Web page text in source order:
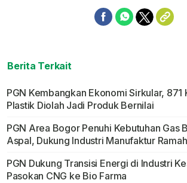
Berita Terkait
PGN Kembangkan Ekonomi Sirkular, 871
Plastik Diolah Jadi Produk Bernilai
PGN Area Bogor Penuhi Kebutuhan Gas
Aspal, Dukung Industri Manufaktur
PGN Dukung Transisi Energi di Industri
Pasokan CNG ke Bio Farma